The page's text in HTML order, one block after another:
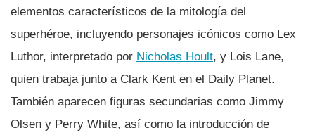
elementos característicos de la mitología del
superhéroe, incluyendo personajes icónicos como Lex
Luthor, interpretado por Nicholas Hoult, y Lois Lane,
quien trabaja junto a Clark Kent en el Daily Planet.
También aparecen figuras secundarias como Jimmy
Olsen y Perry White, así como la introducción de